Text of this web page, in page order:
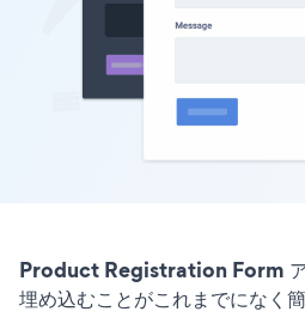
Product Registration Form ア
埋め込むことがこれまでになく